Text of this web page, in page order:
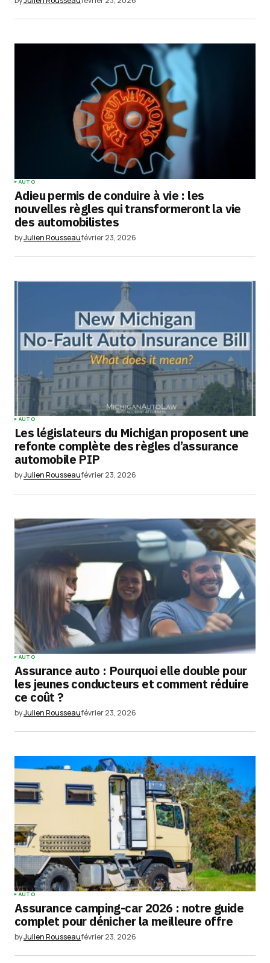
AUTO
Adieu permis de conduire à vie : les
nouvelles règles qui transformeront la vie
des automobilistes
byJulien Rousseaufévrier 23, 2026
AUTO
Les législateurs du Michigan proposent une
refonte complète des règles d’assurance
automobile PIP
byJulien Rousseaufévrier 23, 2026
AUTO
Assurance auto : Pourquoi elle double pour
les jeunes conducteurs et comment réduire
ce coût ?
byJulien Rousseaufévrier 23, 2026
AUTO
Assurance camping-car 2026 : notre guide
complet pour dénicher la meilleure offre
byJulien Rousseaufévrier 23, 2026